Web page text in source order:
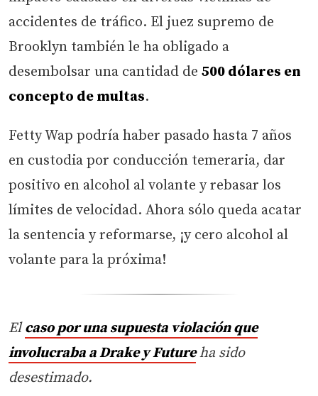
accidentes de tráfico. El juez supremo de
Brooklyn también le ha obligado a
desembolsar una cantidad de 500 dólares en
concepto de multas.
Fetty Wap podría haber pasado hasta 7 años
en custodia por conducción temeraria, dar
positivo en alcohol al volante y rebasar los
límites de velocidad. Ahora sólo queda acatar
la sentencia y reformarse, ¡y cero alcohol al
volante para la próxima!
Elcaso por una supuesta violación que
involucraba a Drake y Futureha sido
desestimado.